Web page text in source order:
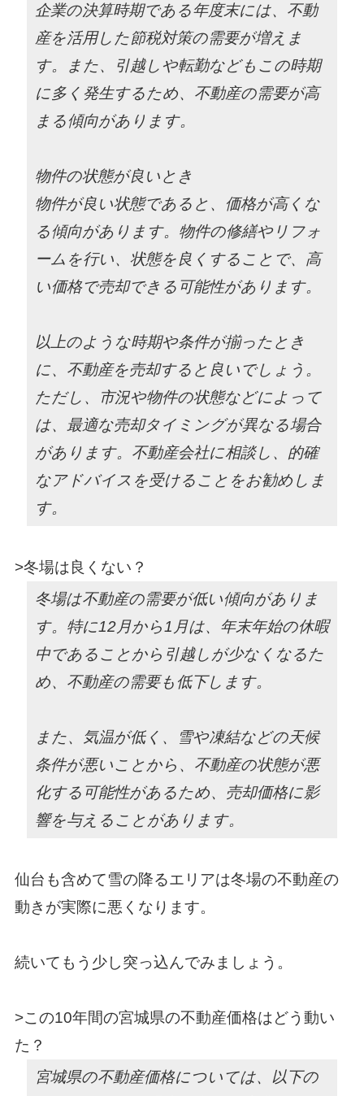
企業の決算時期である年度末には、不動
産を活用した節税対策の需要が増えま
す。また、引越しや転勤などもこの時期
に多く発生するため、不動産の需要が高
まる傾向があります。
物件の状態が良いとき
物件が良い状態であると、価格が高くな
る傾向があります。物件の修繕やリフォ
ームを行い、状態を良くすることで、高
い価格で売却できる可能性があります。
以上のような時期や条件が揃ったとき
に、不動産を売却すると良いでしょう。
ただし、市況や物件の状態などによって
は、最適な売却タイミングが異なる場合
があります。不動産会社に相談し、的確
なアドバイスを受けることをお勧めしま
す。
>冬場は良くない？
冬場は不動産の需要が低い傾向がありま
す。特に12月から1月は、年末年始の休暇
中であることから引越しが少なくなるた
め、不動産の需要も低下します。
また、気温が低く、雪や凍結などの天候
条件が悪いことから、不動産の状態が悪
化する可能性があるため、売却価格に影
響を与えることがあります。
仙台も含めて雪の降るエリアは冬場の不動産の
動きが実際に悪くなります。
続いてもう少し突っ込んでみましょう。
>この10年間の宮城県の不動産価格はどう動い
た？
宮城県の不動産価格については、以下の